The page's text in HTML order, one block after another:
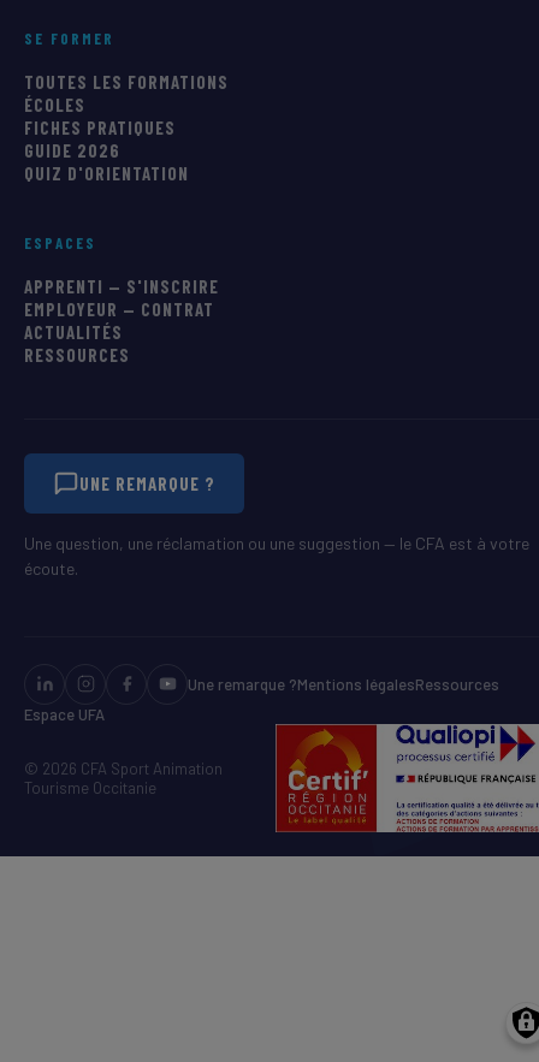
SE FORMER
TOUTES LES FORMATIONS
ÉCOLES
FICHES PRATIQUES
GUIDE 2026
QUIZ D'ORIENTATION
ESPACES
APPRENTI — S'INSCRIRE
EMPLOYEUR — CONTRAT
ACTUALITÉS
RESSOURCES
UNE REMARQUE ?
Une question, une réclamation ou une suggestion — le CFA est à votre
écoute.
Une remarque ?Mentions légalesRessources
Espace UFA
© 2026 CFA Sport Animation
Tourisme Occitanie